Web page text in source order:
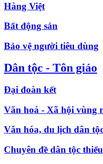
Hàng Việt
Bất động sản
Bảo vệ người tiêu dùng
Dân tộc - Tôn giáo
Đại đoàn kết
Văn hoá - Xã hội vùng
Văn hóa, du lịch dân
Chuyên đề dân tộc